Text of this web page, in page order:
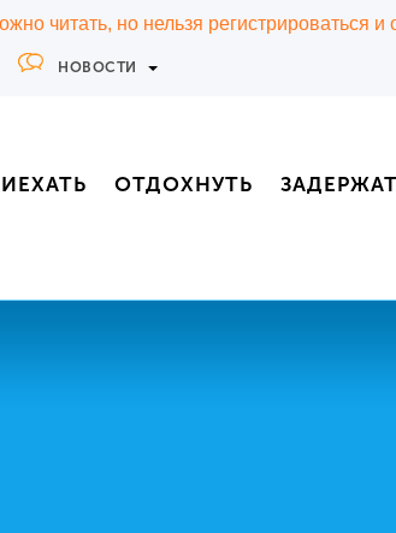
читать, но нельзя регистрироваться и
НОВОСТИ
ОТДОХНУТЬ